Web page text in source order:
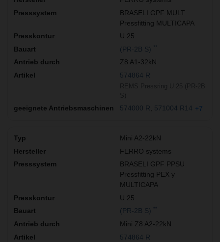
BRASELI GPF MULT
Pressfitting MULTICAPA
U 25
(PR-2B S)
Z8 A1-32kN
574864 R
574000 R 571004 R14 +7
Mini A2-22kN
FERRO systems
BRASELI GPF PPSU
Pressfitting PEX y
MULTICAPA
U 25
(PR-2B S)
Mini Z8 A2-22kN
574864 R